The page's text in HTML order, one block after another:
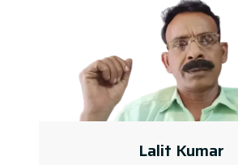
Lalit Kumar